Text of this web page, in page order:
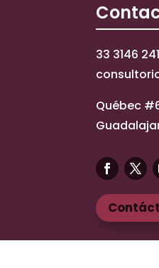
33 3146
Québec